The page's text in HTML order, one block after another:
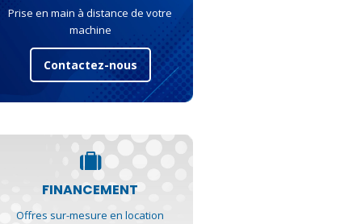
Prise en main à distance de votre
machine
Contactez-nous
FINANCEMENT
Offres sur-mesure en location